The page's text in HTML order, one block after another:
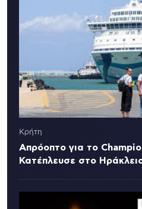
Κρήτη
Απρόοπτο για το
Κατέπλευσε στο